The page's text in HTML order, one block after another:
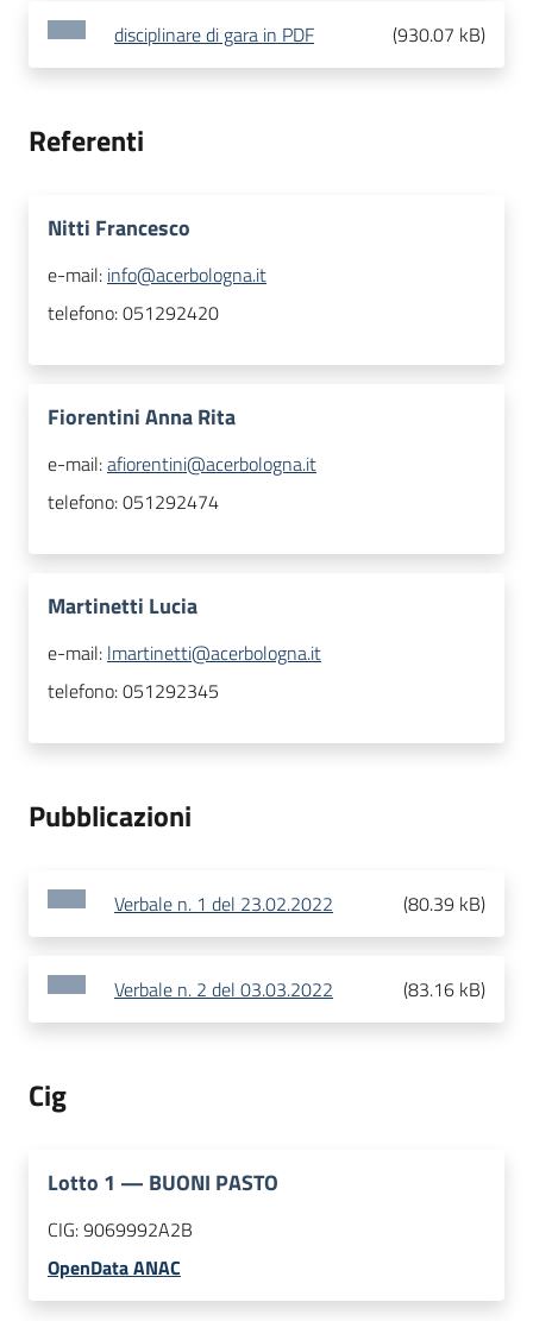
disciplinare di gara in PDF (930.07 kB)
Referenti
Nitti Francesco
e-mail: info@acerbologna.it
telefono:051292420
Fiorentini Anna Rita
e-mail:afiorentini@acerbologna.it
telefono:051292474
Martinetti Lucia
e-mail: lmartinetti@acerbologna.it
telefono:051292345
Pubblicazioni
Verbale n. 1 del 23.02.2022 (80.39 kB)
Verbale n. 2 del 03.03.2022 (83.16 kB)
Cig
Lotto 1 — BUONI PASTO
CIG:9069992A2B
OpenData ANAC